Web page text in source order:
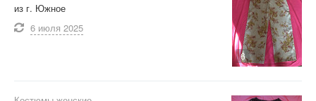
6
из г. Южное
6 июля 2025